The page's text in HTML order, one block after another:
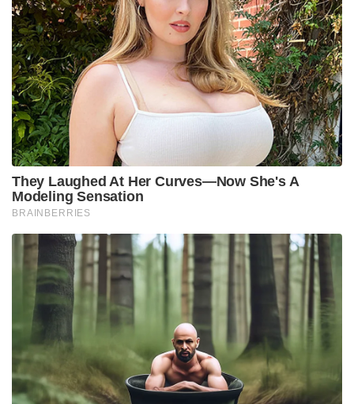
They Laughed At Her Curves—Now She's A
Modeling Sensation
BRAINBERRIES